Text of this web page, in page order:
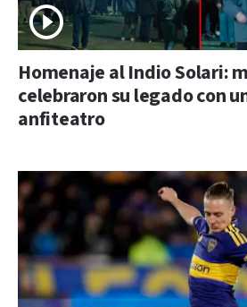
Homenaje al Indio Solari:
celebraron su legado con
anfiteatro